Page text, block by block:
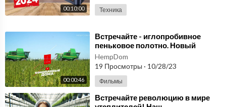
00:10:00 Техника
00:00:46
⁣Встречайте - иглопробивное
пеньковое полотно. Новый
стандарт в мире нетканых
материалов! hempshops
HempDom
19 Просмотры · 10/28/23
Фильмы
⁣Встречайте революцию в мире